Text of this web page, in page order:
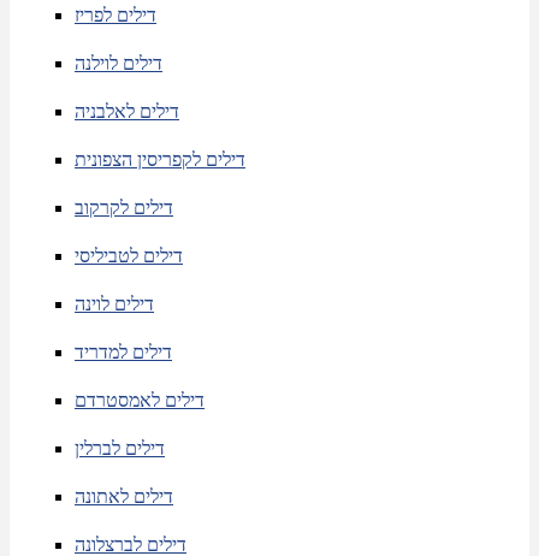
דילים לפריז
דילים לוילנה
דילים לאלבניה
דילים לקפריסין הצפונית
דילים לקרקוב
דילים לטביליסי
דילים לוינה
דילים למדריד
דילים לאמסטרדם
דילים לברלין
דילים לאתונה
דילים לברצלונה